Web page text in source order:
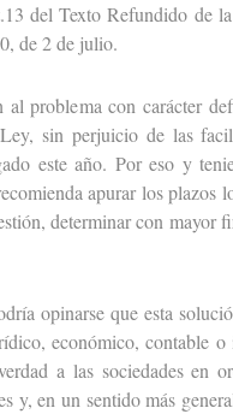
del Texto Refundido de
de 2 de julio.
con carácter
sin perjuicio de las
este año. Por eso y
apurar los plazos
determinar con mayor
opinarse que esta
económico, contable
a las sociedades en
y, en un sentido más